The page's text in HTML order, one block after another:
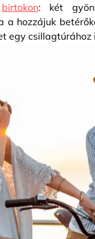
birtokon: két
a hozzájuk
egy csillagtúrához